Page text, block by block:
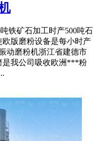
铁矿石加工时产500吨石
欧版磨粉设备是每小时产
动磨粉机浙江省建德市
是我公司吸收欧洲***粉